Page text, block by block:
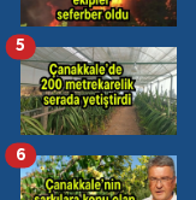
5
6